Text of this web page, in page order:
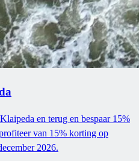
en terug en bespaar 15%
van 15% korting op
2026.